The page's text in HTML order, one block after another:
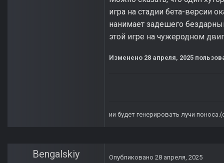
игра на стадии бета-версии
нанимает задешего
этой игре на чужеродном
Изменено 28 апреля, 2025
ии будет генерировать лучи
Bengalskiy Опубликовано 28 апреля, 2025